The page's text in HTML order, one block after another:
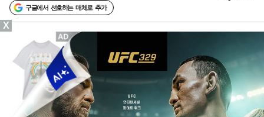
구글에서 선호하는 매체로 추가
X